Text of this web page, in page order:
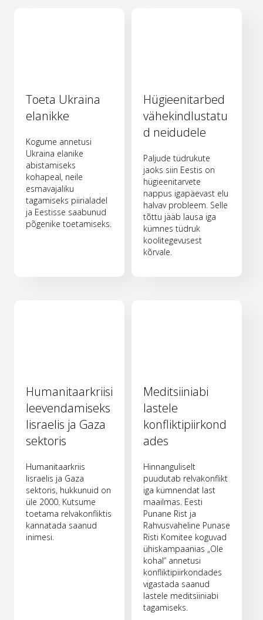
Toeta Ukraina
elanikke
Kogume annetusi
Ukraina elanike
abistamiseks
kohapeal, neile
esmavajaliku
tagamiseks piirialadel
ja Eestisse saabunud
põgenike toetamiseks.
Hügieenitarbed
vähekindlustatu
d neidudele
Paljude tüdrukute
jaoks siin Eestis on
hügieenitarvete
nappus igapäevast elu
halvav probleem. Selle
tõttu jääb lausa iga
kümnes tüdruk
koolitegevusest
kõrvale.
Humanitaarkriisi
leevendamiseks
Iisraelis ja Gaza
sektoris
Humanitaarkriis
Iisraelis ja Gaza
sektoris, hukkunuid on
üle 2000. Kutsume
toetama relvakonfliktis
kannatada saanud
inimesi.
Meditsiiniabi
lastele
konfliktipiirkond
ades
Hinnanguliselt
puudutab relvakonflikt
iga kümnendat last
maailmas. Eesti
Punane Rist ja
Rahvusvaheline Punase
Risti Komitee koguvad
ühiskampaanias „Ole
kohal“ annetusi
konfliktipiirkondades
vigastada saanud
lastele meditsiiniabi
tagamiseks.